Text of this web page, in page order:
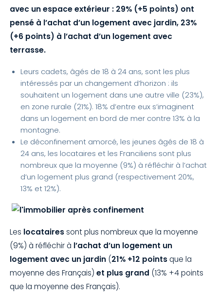
avec un espace extérieur : 29% (+5 points) ont
pensé à l’achat d’un logement avec jardin, 23%
(+6 points) à l’achat d’un logement avec
terrasse.
Leurs cadets, âgés de 18 à 24 ans, sont les plus
intéressés par un changement d’horizon : ils
souhaitent un logement dans une autre ville (23%),
en zone rurale (21%). 18% d’entre eux s’imaginent
dans un logement en bord de mer contre 13% à la
montagne.
Le déconfinement amorcé, les jeunes âgés de 18 à
24 ans, les locataires et les Franciliens sont plus
nombreux que la moyenne (9%) à réfléchir à l’achat
d’un logement plus grand (respectivement 20%,
13% et 12%).
Les locatairessont plus nombreux que la moyenne
(9%) à réfléchir à l’achat d’un logement un
logement avec un jardin (21% +12 pointsque la
moyenne des Français) et plus grand (13% +4 points
que la moyenne des Français).